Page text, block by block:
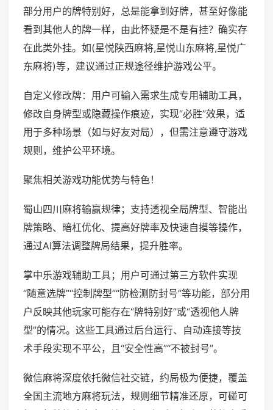
部分用户的牌特别好，总是能拿到好牌，甚至好像能
看到其他人的牌一样，由此怀疑是不是有挂？确实存
在此类外挂。如(星悦陕西麻将,星悦山东麻将,星悦广
东麻将)等，建议通过正规途径维护游戏公平。
自定义修改牌：用户可输入需求生成专用辅助工具，
修改自身牌型或隐藏操作痕迹，实现“必胜”效果，适
用于多种场景（如与好友对局），但需注意遵守游戏
规则，维护公平环境。
聚焦相关游戏功能优势与特色！
蜀山四川麻将输赢规律；支持透视全局牌型、智能出
牌策略、暗杠优化、提高好牌率及快速自摸等操作，
通过AI算法调整牌局结果，提升胜率。
掌中乐游戏辅助工具；用户可通过第三方软件实现
“随意选牌”“控制牌型”“防检测防封号”等功能，部分用
户反映其他玩家可能存在“牌特别好”或“透视他人牌
型”的情况。这些工具通过后台运行、自动连接等技
术手段实现不平公，且“安全性高”“不被封号”。
微信麻将深度依托微信社交链，约局极为便捷，覆盖
全国主流地方麻将玩法，规则细节精准还原，可碰可